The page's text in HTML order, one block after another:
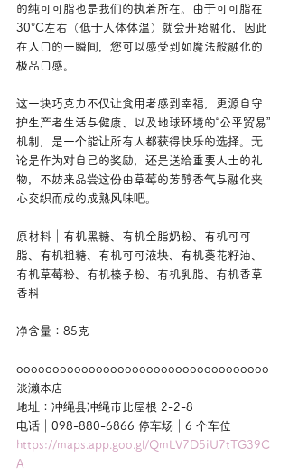
的纯可可脂也是我们的执着所在。由于可可脂在
30°C左右（低于人体体温）就会开始融化，因此
在入口的一瞬间，您可以感受到如魔法般融化的
极品口感。
这一块巧克力不仅让食用者感到幸福，更源自守
护生产者生活与健康、以及地球环境的“公平贸易”
机制，是一个能让所有人都获得快乐的选择。无
论是作为对自己的奖励，还是送给重要人士的礼
物，不妨来品尝这份由草莓的芳醇香气与融化夹
心交织而成的成熟风味吧。
原材料｜有机黑糖、有机全脂奶粉、有机可可
脂、有机粗糖、有机可可液块、有机葵花籽油、
有机草莓粉、有机榛子粉、有机乳脂、有机香草
香料
净含量：85克
ooooooooooooooooooooooooooooooooooo
淡濑本店
地址：冲绳县冲绳市比屋根 2-2-8
电话｜098-880-6866 停车场｜6 个车位
https://maps.app.goo.gl/QmLV7D5iU7tTG39C
A